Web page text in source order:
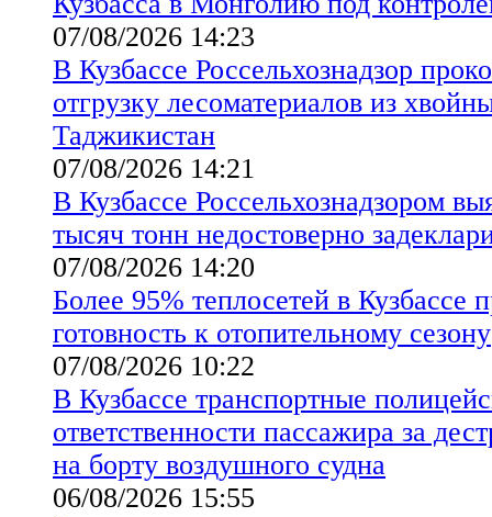
07/08/2026 14:23
В Кузбассе Россельхознадзор
отгрузку лесоматериалов из
Таджикистан
07/08/2026 14:21
В Кузбассе Россельхознадзором
тысяч тонн недостоверно
07/08/2026 14:20
Более 95% теплосетей в Кузбассе
готовность к отопительному сезону
07/08/2026 10:22
В Кузбассе транспортные
ответственности пассажира за
на борту воздушного судна
06/08/2026 15:55